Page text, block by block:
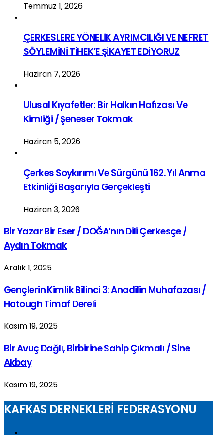
Temmuz 1, 2026
ÇERKESLERE YÖNELİK AYRIMCILIĞI VE NEFRET
SÖYLEMİNİ TİHEK’E ŞİKAYET EDİYORUZ
Haziran 7, 2026
Ulusal Kıyafetler: Bir Halkın Hafızası Ve
Kimliği / Şeneser Tokmak
Haziran 5, 2026
Çerkes Soykırımı Ve Sürgünü 162. Yıl Anma
Etkinliği Başarıyla Gerçekleşti
Haziran 3, 2026
Bir Yazar Bir Eser / DOĞA’nın Dili Çerkesçe /
Aydın Tokmak
Aralık 1, 2025
Gençlerin Kimlik Bilinci 3: Anadilin Muhafazası /
Hatough Timaf Dereli
Kasım 19, 2025
Bir Avuç Dağlı, Birbirine Sahip Çıkmalı / Sine
Akbay
Kasım 19, 2025
KAFKAS DERNEKLERİ FEDERASYONU